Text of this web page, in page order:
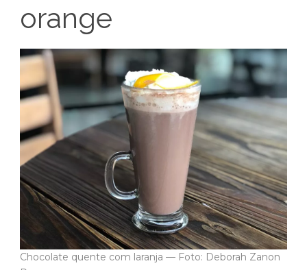
orange
Chocolate quente com laranja — Foto: Deborah Zanon